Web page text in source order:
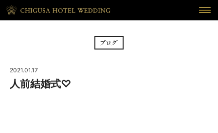
CEREMONY
2021.01.17
人前結婚式♡